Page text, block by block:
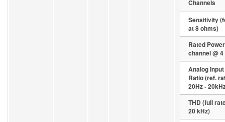
Channels
Sensitivity
at 8 ohms)
Rated
channel @
Analog
Ratio (ref.
20Hz -
THD (full
20 kHz)